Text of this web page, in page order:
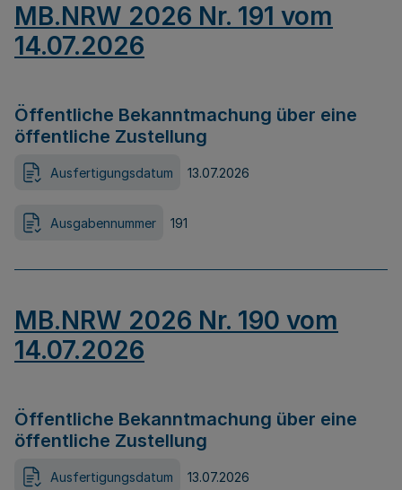
MB.NRW 2026 Nr. 191 vom
14.07.2026
Öffentliche Bekanntmachung über eine
öffentliche Zustellung
Ausfertigungsdatum 13.07.2026
Ausgabennummer 191
MB.NRW 2026 Nr. 190 vom
14.07.2026
Öffentliche Bekanntmachung über eine
öffentliche Zustellung
Ausfertigungsdatum 13.07.2026